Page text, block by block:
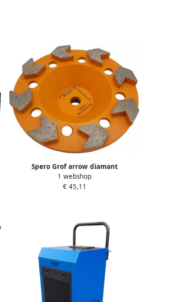
Spero Grof arrow diamant
komslijpschijf | Ø125mm | coating lijm
asbest & bitumen | M14 | H=40mm |
1 webshop
€ 45,11